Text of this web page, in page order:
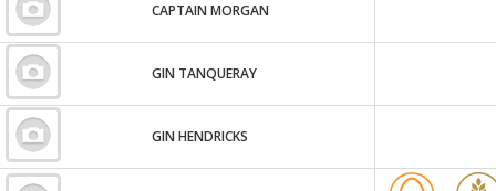
CAPTAIN MORGAN
GIN TANQUERAY
GIN HENDRICKS